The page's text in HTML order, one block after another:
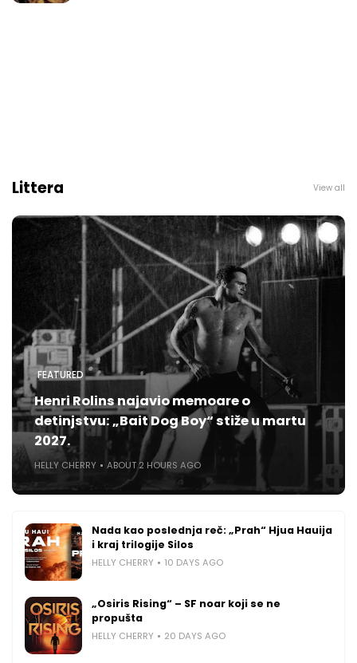
Littera View all
FEATURED
Henri Rolins najavio memoare o
detinjstvu: „Bait Dog Boy“ stiže u martu
2027.
HELLY CHERRY ABOUT 2 HOURS AGO
Nada kao poslednja reč: „Prah“ Hjua Hauija
i kraj trilogije Silos
HELLY CHERRY 10 DAYS AGO
„Osiris Rising“ – SF noar koji se ne
propušta
HELLY CHERRY 20 DAYS AGO